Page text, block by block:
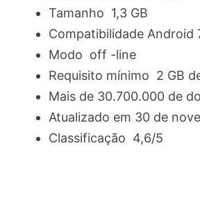
Tamanho 1,3 GB
Compatibilidade Android
Modo off -line
Requisito mínimo 2 GB
Mais de 30.700.000 de
Atualizado em 30 de
Classificação 4,6/5